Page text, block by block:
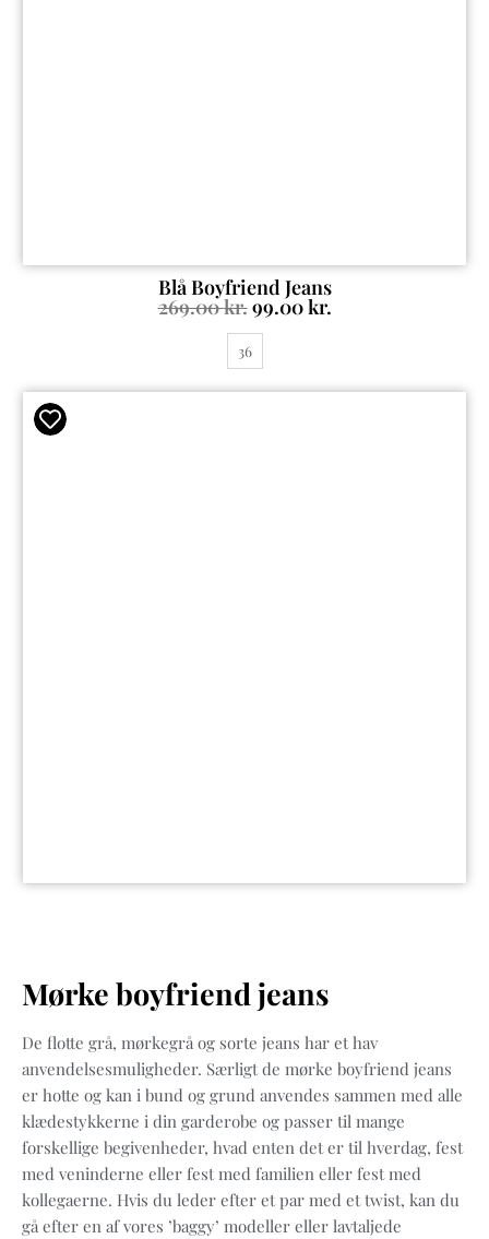
Blå Boyfriend Jeans
269.00kr.99.00kr.
36
Mørke boyfriend jeans
De flotte grå, mørkegrå og sorte jeans har et hav
anvendelsesmuligheder. Særligt de mørke boyfriend jeans
er hotte og kan i bund og grund anvendes sammen med alle
klædestykkerne i din garderobe og passer til mange
forskellige begivenheder, hvad enten det er til hverdag, fest
med veninderne eller fest med familien eller fest med
kollegaerne. Hvis du leder efter et par med et twist, kan du
gå efter en af vores ’baggy’ modeller eller lavtaljede